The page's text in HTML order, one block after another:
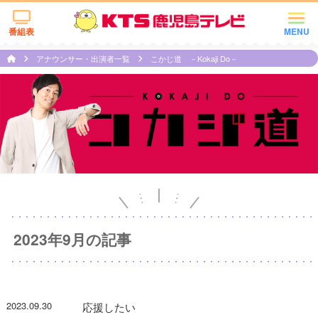
MENU
番組表
アナウンサー・出演者一覧 こかじ道 －Kokaji Do－
2023年9月の記事
2023.09.30 応援したい